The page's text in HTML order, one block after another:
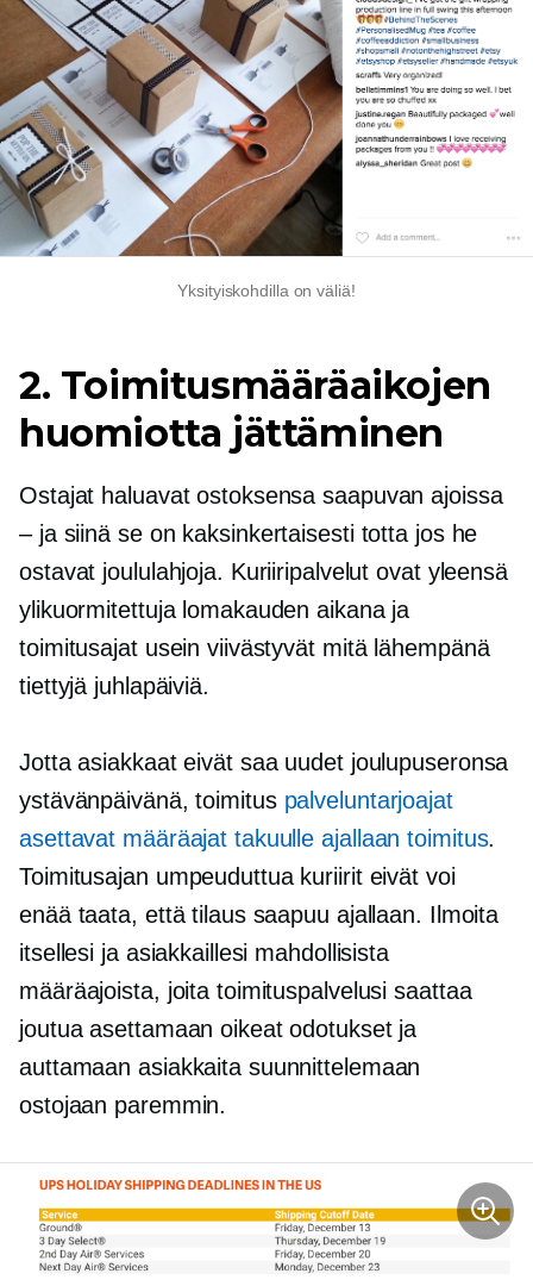
Yksityiskohdilla on väliä!
2. Toimitusmääräaikojen
huomiotta jättäminen
Ostajat haluavat ostoksensa saapuvan ajoissa
– ja siinä se on kaksinkertaisesti totta jos he
ostavat joululahjoja. Kuriiripalvelut ovat yleensä
ylikuormitettuja lomakauden aikana ja
toimitusajat usein viivästyvät mitä lähempänä
tiettyjä juhlapäiviä.
Jotta asiakkaat eivät saa uudet joulupuseronsa
ystävänpäivänä, toimitus palveluntarjoajat
asettavat määräajat takuulleajallaan toimitus.
Toimitusajan umpeuduttua kuriirit eivät voi
enää taata, että tilaus saapuu ajallaan. Ilmoita
itsellesi ja asiakkaillesi mahdollisista
määräajoista, joita toimituspalvelusi saattaa
joutua asettamaan oikeat odotukset ja
auttamaan asiakkaita suunnittelemaan
ostojaan paremmin.